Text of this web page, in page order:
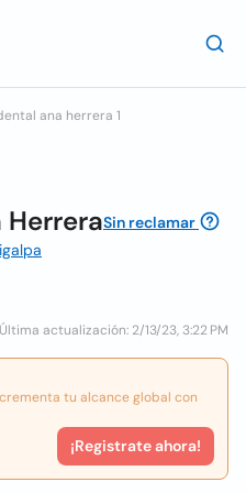
ana herrera 1
HerreraSin reclamar
Última actualización: 2/13/23, 3:22 PM
tu alcance global con
¡Registrate ahora!